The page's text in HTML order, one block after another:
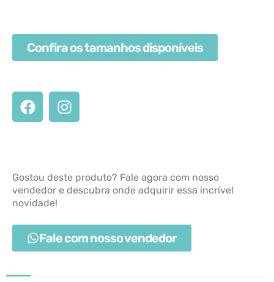
Confira os tamanhos disponíveis
Gostou deste produto? Fale agora com nosso
vendedor e descubra onde adquirir essa incrível
novidade!
Fale com nosso vendedor